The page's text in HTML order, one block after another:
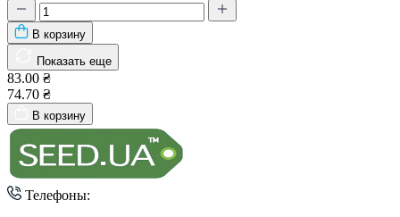
В корзину
Показать еще
83.00 ₴
74.70 ₴
В корзину
Телефоны: